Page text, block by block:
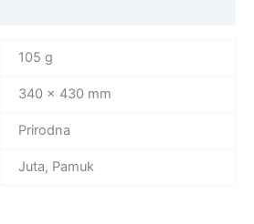
105 g
340 × 430 mm
Prirodna
Juta, Pamuk